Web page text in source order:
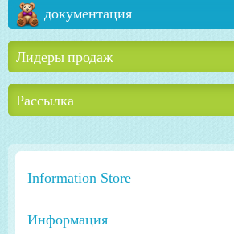
документация
Лидеры продаж
Рассылка
Information Store
Информация